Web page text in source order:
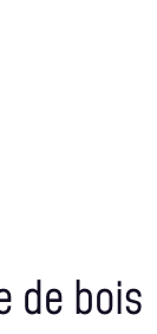
de bois